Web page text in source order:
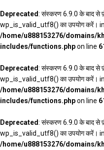
Deprecated: संस्करण 6.9.0 के बाद
wp_is_valid_utf8() का उपयोग करें। in
/home/u888153276/domains/
includes/functions.phpon line
Deprecated: संस्करण 6.9.0 के बाद
wp_is_valid_utf8() का उपयोग करें। in
/home/u888153276/domains/
includes/functions.phpon line
Deprecated: संस्करण 6.9.0 के बाद
wp_is_valid_utf8() का उपयोग करें। in
/home/u888153276/domains/